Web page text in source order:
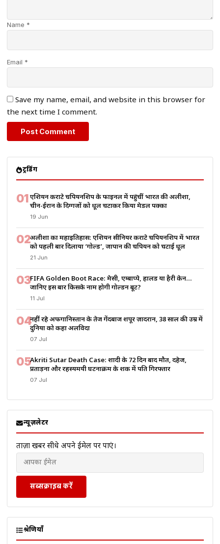
Name *
Email *
Save my name, email, and website in this browser for
the next time I comment.
ट्रेंडिंग
01एशियन कराटे चैंपियनशिप के फाइनल में पहुंचीं भारत की अलीशा,
चीन-ईरान के दिग्गजों को धूल चटाकर किया मेडल पक्का
19 Jun
02अलीशा का महाइतिहास: एशियन सीनियर कराटे चैंपियनशिप में भारत
को पहली बार दिलाया ‘गोल्ड’, जापान की चैंपियन को चटाई धूल
21 Jun
03FIFA Golden Boot Race: मेसी, एम्बाप्पे, हालैंड या हैरी केन…
जानिए इस बार किसके नाम होगी गोल्डन बूट?
11 Jul
04नहीं रहे अफगानिस्तान के तेज गेंदबाज शपूर ज़ादरान, 38 साल की उम्र में
दुनिया को कहा अलविदा
07 Jul
05Akriti Sutar Death Case: शादी के 72 दिन बाद मौत, दहेज,
प्रताड़ना और रहस्यमयी घटनाक्रम के शक में पति गिरफ्तार
07 Jul
न्यूज़लेटर
ताज़ा खबरें सीधे अपने ईमेल पर पाएं।
सब्सक्राइब करें
श्रेणियाँ